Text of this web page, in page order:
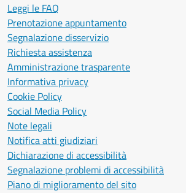
Leggi le FAQ
Prenotazione appuntamento
Segnalazione disservizio
Richiesta assistenza
Amministrazione trasparente
Informativa privacy
Cookie Policy
Social Media Policy
Note legali
Notifica atti giudiziari
Dichiarazione di accessibilità
Segnalazione problemi di accessibilità
Piano di miglioramento del sito